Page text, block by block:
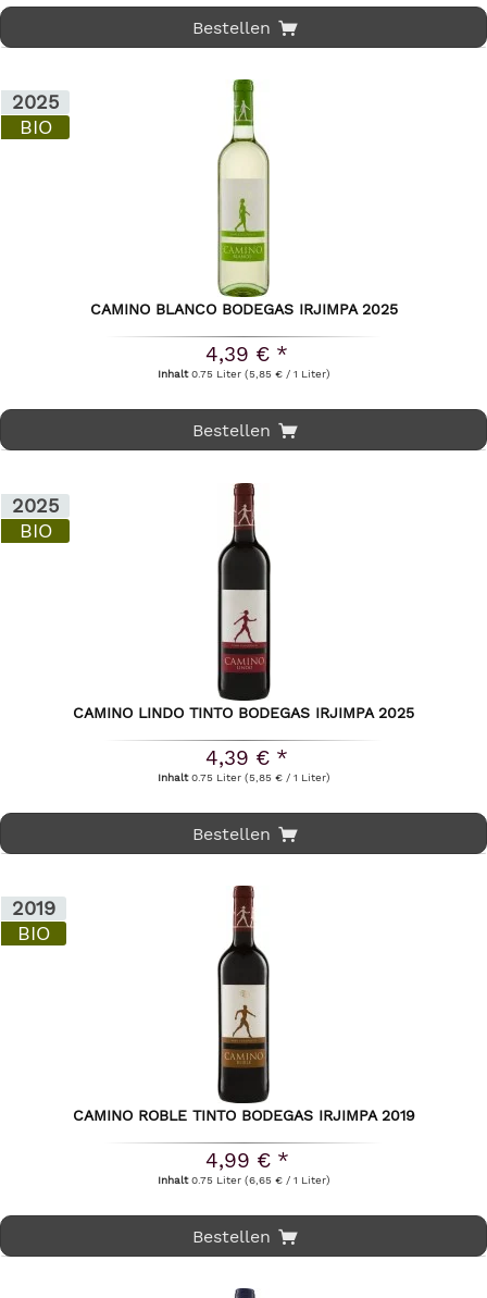
Bestellen
2025
BIO
CAMINO BLANCO BODEGAS IRJIMPA 2025
4,39 € *
Inhalt0.75 Liter (5,85 € / 1 Liter)
Bestellen
2025
BIO
CAMINO LINDO TINTO BODEGAS IRJIMPA 2025
4,39 € *
Inhalt0.75 Liter (5,85 € / 1 Liter)
Bestellen
2019
BIO
CAMINO ROBLE TINTO BODEGAS IRJIMPA 2019
4,99 € *
Inhalt0.75 Liter (6,65 € / 1 Liter)
Bestellen